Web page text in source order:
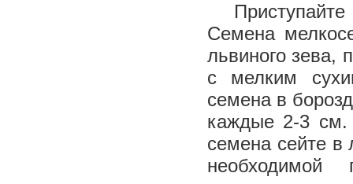
Семена
львиного зева,
с мелким
семена в
каждые 2-3 см.
семена сейте в